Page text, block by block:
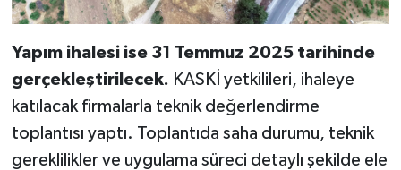
Yapım ihalesi ise 31 Temmuz 2025 tarihinde
gerçekleştirilecek. KASKİ yetkilileri, ihaleye
katılacak firmalarla teknik değerlendirme
toplantısı yaptı. Toplantıda saha durumu, teknik
gereklilikler ve uygulama süreci detaylı şekilde ele
BİLİM TEKNOLOJİ
ASAYİŞ
SEÇİM 2015
ÇEVRE